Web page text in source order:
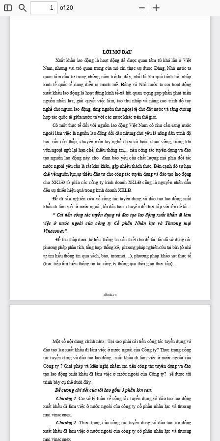
ToggleFind
of 20
Zoom
LỜI MỞ ĐẦU
Xuất khẩu
  lao
động
  là
hoạt động đã được
  quan  tâm
từ
  khá  lâu
ở Việt
Nam, nhưng
  vai  trò  quan
trọng của
  nó
chỉ thực sự được Đảng,
  Nhà
nước
  ta
quan  tâm đầu tư
  trong
những năm trở lại đây, nhất
  là  khi quá  trình
hội nhập
kinh tế quốc tế đang diễn
  ra
mạnh mẽ. Đảng
  và  Nhà
nước
  ta  coi
hoạt động
xuất khẩu lao động là hoạt động kinh tế-xã hội quan trọng góp phần phát triển
nguồn
  nhân
lực, giải quyết việc
  làm,
tạo
  thu
nhập
  và  nâng  cao  trình
độ
  tay
nghề cho người lao động, tăng nguồn thu ngoại tệ cho đất nước và tăng cường
hợp tác quốc tế giữa nước ta với các nước khác trên thế giới.
Có một thực tế đối với nguồn lao động Việt Nam có nhu cầu sang nước
ngoài làm việc là nguồn lao động dồi dào nhưng chủ yếu là nông dân trình độ
học vấn
  còn
thấp,
  chuyên  môn  tay
nghề chưa
  có
hoặc chưa vững,
  trong  khi
vốn ngoại ngữ lại hạn chế, thiếu thông tin,... nên công tác tuyển dụng và đào
tạo nguồn
  lao
động
  này  cho
đảm bảo
  yêu
cầu chất lượng
  mà  phía
đối
  tác
nước ngoài yêu cầu là rất khó khăn, gặp nhiều thách thức. Bên cạnh đó sự hạn
chế về nguồn lực,sự thiếu đầu tư cho công tác tuyển dụng và đào tạo lao động
cho XKLĐ từ
  phía  các  công  ty  kinh  doanh
XKLĐ cũng
  là  nguyên  nhân
dẫn
đến sự thiếu hiệu quả trong kinh doanh XKLĐ.
Để đi
  sâu  nghiên
cứu về
  công  tác
tuyển dụng
  và
đào tạo
  lao
động xuất
khẩu đi làm việc ởnước ngoài, tôi đã chọn
  chuyên
đề thực tập với tên đề tài :
“ Cải tiến
  công  tác
tuyển dụng
  và
đào tạo
  lao
động xuất khẩu đi
  làm
việc ở nước
  ngoài
của
  công  ty
Cổ phần
  Nhân
lực
  và
Thương mại
Vinaconex”.
Để
  thu  th
ập được  tư
  li
ệu,  thông  tin  cần  thiết  cho đề
  tài,  tôi
đã  sử
  d
ụng  các
phương pháp phân tích, tổng họp, thống kê,  phương pháp nghiên cứu tại bàn (ở nhà
tự tìm hiểu thông tin qua sách, báo, internet,...), phương pháp khảo sát thực tế
(trực tiếp tìm hiểu thông tin tại công ty thông qua thời gian thực tập),...
zBook.vn
Một số nội dung chính như : Tại sao phải cải tiến công tác tuyển dụng và
đào tạo lao xuất khẩu đi làm việc ởnước ngoài của Công ty? Thực trạng công
tác tuyển dụng và đào tạo lao động xuất khẩu đi làm việc ởnước ngoài của
Công  ty  ? Giải
  pháp  và
kiến nghị nhằm cải tiến
  công  tác
tuyển dụng
  và
đào
tạo
  lao
động xuất khẩu đi
  làm
việc ở nước
  ngoài
của
  Công  ty?
sẽ được
  tôi
trình bày cụ thể dưới đây.
Đề cương chi tiết của tôi bao gồm 3 phần lớn sau:
Chương 1: Cơ sở lý luận về công tác tuyển dụng và đào tạo lao động
xuất khẩu đi làm việc ởnước ngoài của công ty cổ phần nhân lực và thương
mại vinaconex.
Chương
  2
: Thực trạng của
  công  tác
tuyển dụng
  và
đào tạo
  lao
động
xuất khẩu đi làm việc ởnước ngoài của công ty cổ phần nhân lực và thương
mại vinaconex